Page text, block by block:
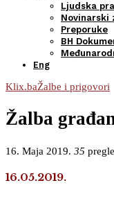
Ljudska
Novinarski
Preporuke
BH
Eng
Klix.baŽalbe i prigovori
Žalba
16. Maja 2019. 35
16.05.2019.